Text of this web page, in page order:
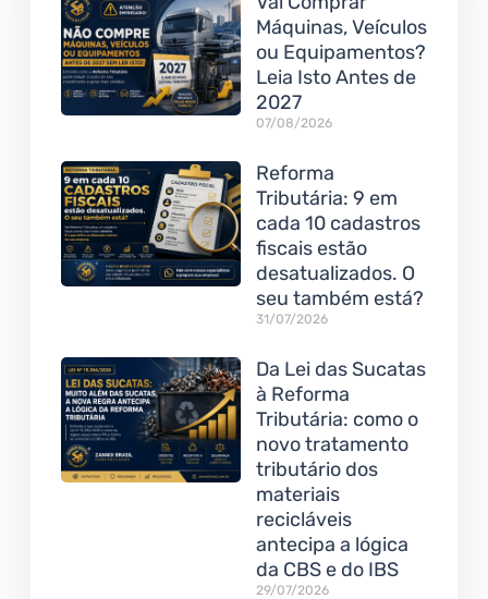
Máquinas, Veículos
ou Equipamentos?
Leia Isto Antes de
2027
07/08/2026
Reforma
Tributária: 9 em
cada 10 cadastros
fiscais estão
desatualizados. O
seu também está?
31/07/2026
Da Lei das Sucatas
à Reforma
Tributária: como o
novo tratamento
tributário dos
materiais
recicláveis
antecipa a lógica
da CBS e do IBS
29/07/2026